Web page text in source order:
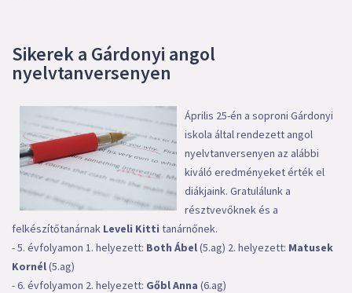
Sikerek a Gárdonyi angol
nyelvtanversenyen
Április 25-én a soproni Gárdonyi
iskola által rendezett angol
nyelvtanversenyen az alábbi
kiváló eredményeket érték el
diákjaink. Gratulálunk a
résztvevőknek és a
felkészítőtanárnak Leveli Kitti tanárnőnek.
- 5. évfolyamon 1. helyezett: Both Ábel(5.ag) 2. helyezett: Matusek
Kornél(5.ag)
- 6. évfolyamon 2. helyezett: Gőbl Anna (6.ag)